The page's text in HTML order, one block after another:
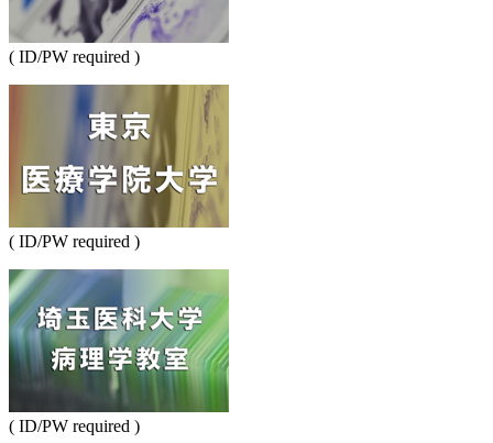
( ID/PW required )
( ID/PW required )
( ID/PW required )